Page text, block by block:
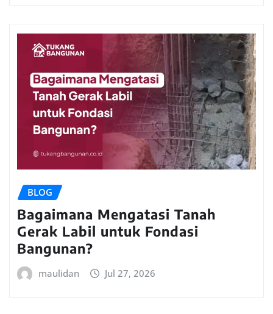
BLOG
Bagaimana Mengatasi Tanah
Gerak Labil untuk Fondasi
Bangunan?
maulidan Jul 27, 2026